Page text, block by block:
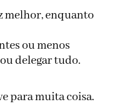
melhor, enquanto
ou menos
delegar tudo.
para muita coisa.